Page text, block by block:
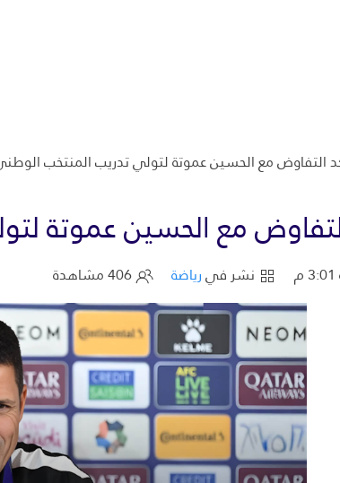
التفاوض مع الحسين عموتة لتولي تدريب المنتخب
التفاوض مع الحسين عموتة
نشر فيرياضة